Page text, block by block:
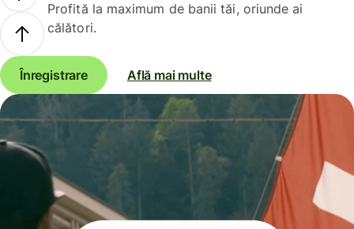
Profită la maximum de banii tăi, oriunde ai
călători.
Înregistrare Află mai multe